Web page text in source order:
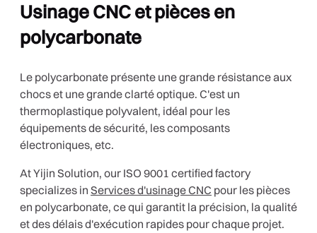
Usinage CNC et pièces en
polycarbonate
Le polycarbonate présente une grande résistance aux
chocs et une grande clarté optique. C'est un
thermoplastique polyvalent, idéal pour les
équipements de sécurité, les composants
électroniques, etc.
At Yijin Solution, our ISO 9001 certified factory
specializes in Services d'usinage CNC pour les pièces
en polycarbonate, ce qui garantit la précision, la qualité
et des délais d'exécution rapides pour chaque projet.